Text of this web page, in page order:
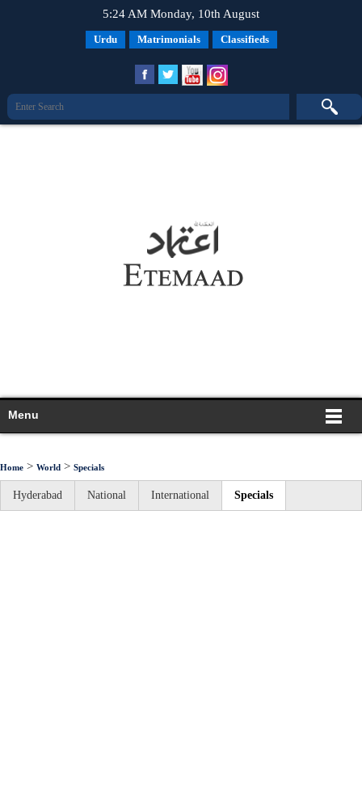
5:24 AM Monday, 10th August
Urdu Matrimonials Classifieds
Menu
Home > World > Specials
Hyderabad National International Specials